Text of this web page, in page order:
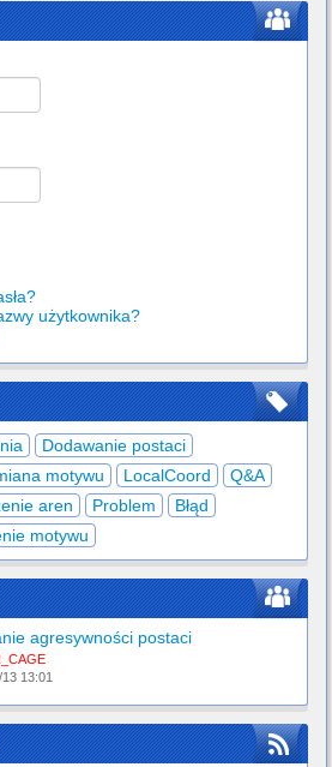
użytkownika?
Dodawanie postaci
motywu LocalCoord
Q&A
aren Problem
Błąd
motywu
agresywności postaci
13:01